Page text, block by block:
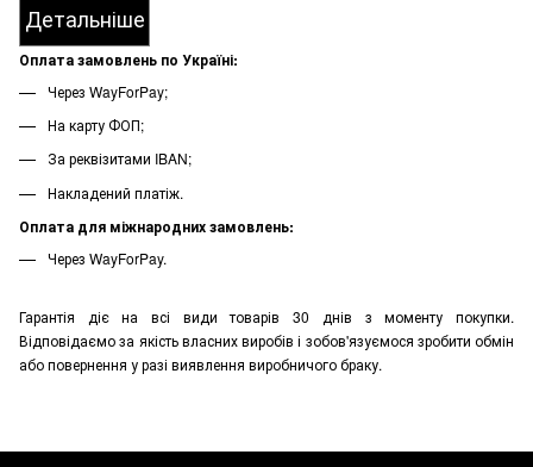
Детальніше
Оплата замовлень по Україні:
Через WayForPay;
На карту ФОП;
За реквізитами IBAN;
Накладений платіж.
Оплата для міжнародних замовлень:
Через WayForPay.
Гарантія діє на всі види товарів 30 днів з моменту покупки.
Відповідаємо за якість власних виробів і зобов'язуємося зробити обмін
або повернення у разі виявлення виробничого браку.